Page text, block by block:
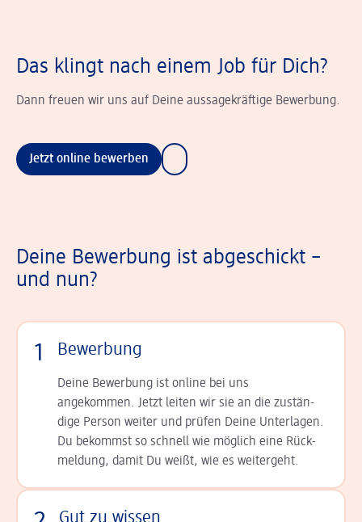
Das klingt nach einem Job für Dich?
Dann freuen wir uns auf Deine aussagekräftige Bewerbung.
Jetzt online bewerben
Deine Bewerbung ist abgeschickt –
und nun?
1 Bewerbung
Deine Bewerbung ist online bei uns
angekommen. Jetzt leiten wir sie an die zu­stän­
dige Person weiter und prüfen Deine Unterlagen.
Du bekommst so schnell wie möglich eine Rück­
meldung, damit Du weißt, wie es weitergeht.
Gut zu wissen